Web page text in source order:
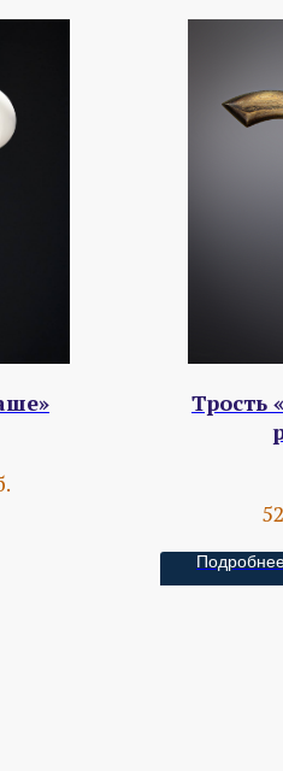
Трость